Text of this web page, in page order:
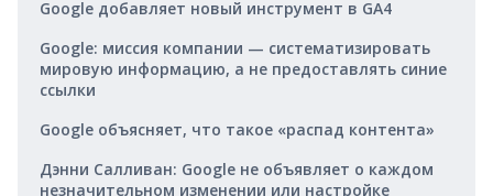
Google добавляет новый инструмент в GA4
Google: миссия компании — систематизировать
мировую информацию, а не предоставлять синие
ссылки
Google объясняет, что такое «распад контента»
Дэнни Салливан: Google не объявляет о каждом
незначительном изменении или настройке